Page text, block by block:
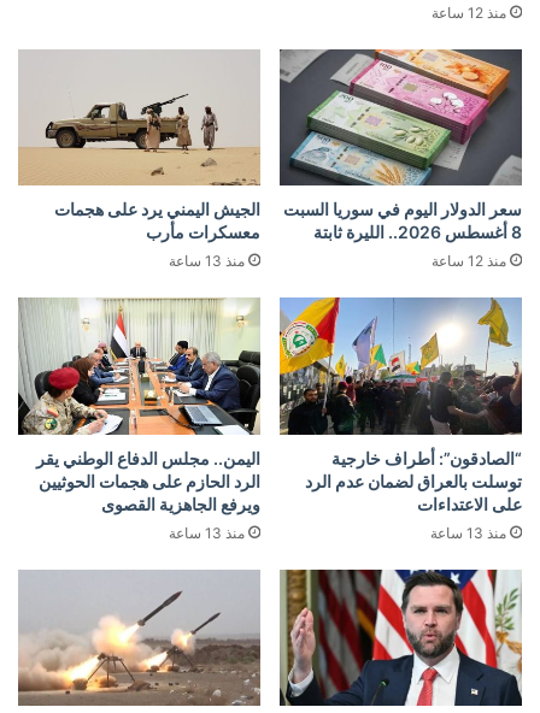
منذ 12 ساعة
سعر الدولار اليوم في سوريا السبت
8 أغسطس 2026.. الليرة ثابتة
منذ 12 ساعة
الجيش اليمني يرد على هجمات
معسكرات مأرب
منذ 13 ساعة
“الصادقون”: أطراف خارجية
توسلت بالعراق لضمان عدم الرد
على الاعتداءات
منذ 13 ساعة
اليمن.. مجلس الدفاع الوطني يقر
الرد الحازم على هجمات الحوثيين
ويرفع الجاهزية القصوى
منذ 13 ساعة